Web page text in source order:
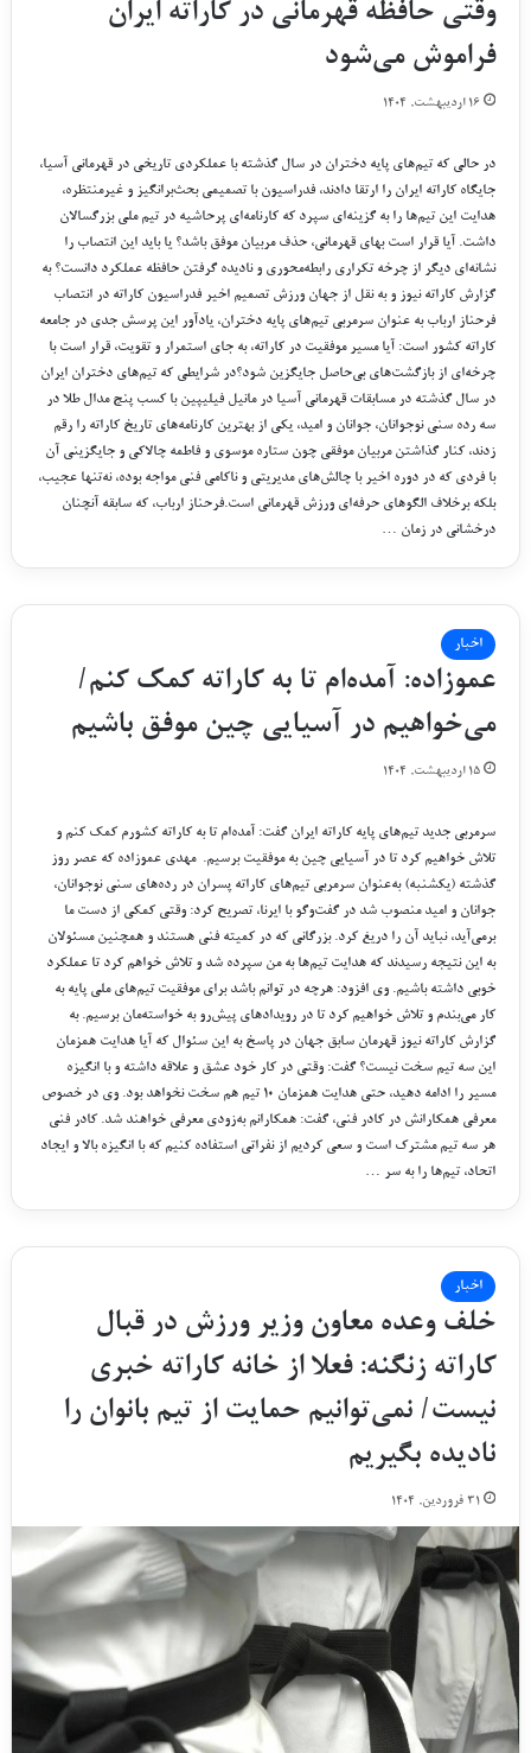
وقتی حافظه قهرمانی در کاراته ایران
فراموش می‌شود
۱۶ اردیبهشت, ۱۴۰۴
در حالی که تیم‌های پایه دختران در سال گذشته با عملکردی تاریخی در قهرمانی آسیا،
جایگاه کاراته ایران را ارتقا دادند، فدراسیون با تصمیمی بحث‌برانگیز و غیرمنتظره،
هدایت این تیم‌ها را به گزینه‌ای سپرد که کارنامه‌ای پرحاشیه در تیم ملی بزرگسالان
داشت. آیا قرار است بهای قهرمانی، حذف مربیان موفق باشد؟ یا باید این انتصاب را
نشانه‌ای دیگر از چرخه تکراری رابطه‌محوری و نادیده گرفتن حافظه عملکرد دانست؟ به
گزارش کاراته نیوز و به نقل از جهان ورزش تصمیم اخیر فدراسیون کاراته در انتصاب
فرحناز ارباب به عنوان سرمربی تیم‌های پایه دختران، یادآور این پرسش جدی در جامعه
کاراته کشور است: آیا مسیر موفقیت در کاراته، به جای استمرار و تقویت، قرار است با
چرخه‌ای از بازگشت‌های بی‌حاصل جایگزین شود؟در شرایطی که تیم‌های دختران ایران
در سال گذشته در مسابقات قهرمانی آسیا در مانیل فیلیپین با کسب پنج مدال طلا در
سه رده سنی نوجوانان، جوانان و امید، یکی از بهترین کارنامه‌های تاریخ کاراته را رقم
زدند، کنار گذاشتن مربیان موفقی چون ستاره موسوی و فاطمه چالاکی و جایگزینی آن
با فردی که در دوره اخیر با چالش‌های مدیریتی و ناکامی فنی مواجه بوده، نه‌تنها عجیب،
بلکه برخلاف الگوهای حرفه‌ای ورزش قهرمانی است.فرحناز ارباب، که سابقه آنچنان
درخشانی در زمان …
اخبار
عموزاده: آمده‌ام تا به کاراته کمک کنم/
می‌خواهیم در آسیایی چین موفق باشیم
۱۵ اردیبهشت, ۱۴۰۴
سرمربی جدید تیم‌های پایه کاراته ایران گفت: آمده‌ام تا به کاراته کشورم کمک کنم و
تلاش خواهیم کرد تا در آسیایی چین به موفقیت برسیم. مهدی عموزاده که عصر روز
گذشته (یکشنبه) به‌عنوان سرمربی تیم‌های کاراته پسران در رده‌های سنی نوجوانان،
جوانان و امید منصوب شد در گفت‌وگو با ایرنا، تصریح کرد: وقتی کمکی از دست ما
برمی‌آید، نباید آن را دریغ کرد. بزرگانی که در کمیته فنی هستند و همچنین مسئولان
به این نتیجه رسیدند که هدایت تیم‌ها به من سپرده شد و تلاش خواهم کرد تا عملکرد
خوبی داشته باشیم. وی افزود: هرچه در توانم باشد برای موفقیت تیم‌های ملی پایه به
کار می‌بندم و تلاش خواهیم کرد تا در رویدادهای پیش‌رو به خواسته‌مان برسیم. به
گزارش کاراته نیوز قهرمان سابق جهان در پاسخ به این سئوال که آیا هدایت همزمان
این سه تیم سخت نیست؟ گفت: وقتی در کار خود عشق و علاقه داشته و با انگیزه
مسیر را ادامه دهید، حتی هدایت همزمان ۱۰ تیم هم سخت نخواهد بود. وی در خصوص
معرفی همکارانش در کادر فنی، گفت: همکارانم به‌زودی معرفی خواهند شد. کادر فنی
هر سه تیم مشترک است و سعی کردیم از نفراتی استفاده کنیم که با انگیزه بالا و ایجاد
اتحاد، تیم‌ها را به سر …
اخبار
خلف وعده معاون وزیر ورزش در قبال
کاراته زنگنه: فعلا از خانه کاراته خبری
نیست/ نمی‌توانیم حمایت از تیم بانوان را
نادیده بگیریم
۳۱ فروردین, ۱۴۰۴